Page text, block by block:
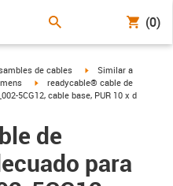
(0)
arrow-rightde cables igus-icon-arrow-right
Similar a
right igus-icon-arrow-right
readycable® cable de
5CG12, cable base, PUR 10 x d
de
para